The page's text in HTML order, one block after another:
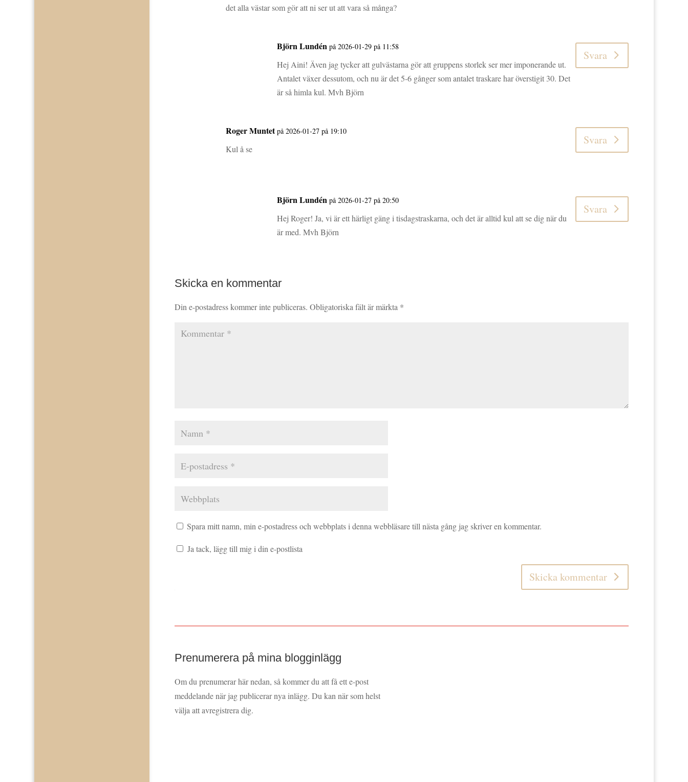
det alla västar som gör att ni ser ut att vara så många?
Björn Lundén på 2026-01-29 på 11:58
Hej Aini! Även jag tycker att gulvästarna gör att gruppens storlek ser mer imponerande ut.
Antalet växer dessutom, och nu är det 5-6 gånger som antalet traskare har överstigit 30. Det
är så himla kul. Mvh Björn
Svara
Roger Muntet på 2026-01-27 på 19:10
Kul å se
Svara
Björn Lundén på 2026-01-27 på 20:50
Hej Roger! Ja, vi är ett härligt gäng i tisdagstraskarna, och det är alltid kul att se dig när du
är med. Mvh Björn
Svara
Skicka en kommentar
Din e-postadress kommer inte publiceras. Obligatoriska fält är märkta *
Spara mitt namn, min e-postadress och webbplats i denna webbläsare till nästa gång jag skriver en kommentar.
Ja tack, lägg till mig i din e-postlista
Skicka kommentar
Prenumerera på mina blogginlägg
Om du prenumerar här nedan, så kommer du att få ett e-post
meddelande när jag publicerar nya inlägg. Du kan när som helst
välja att avregistrera dig.